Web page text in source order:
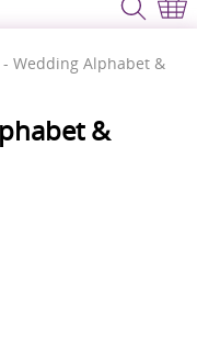
- Wedding Alphabet &
&